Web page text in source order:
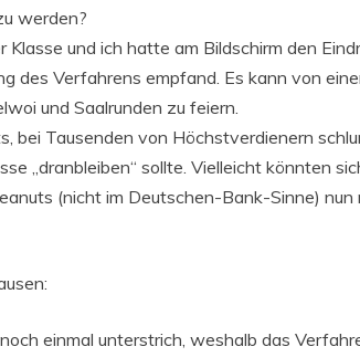
werden?
Klasse und ich hatte am Bildschirm den
des Verfahrens empfand. Es kann von
und Saalrunden zu feiern.
bei Tausenden von Höchstverdienern
„dranbleiben“ sollte. Vielleicht könnten
(nicht im Deutschen-Bank-Sinne) nun
einmal unterstrich, weshalb das